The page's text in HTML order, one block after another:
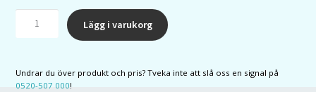
MS
Lägg i varukorg
Undrar du över produkt och pris? Tveka inte att slå oss en signal på
0520-507 000!